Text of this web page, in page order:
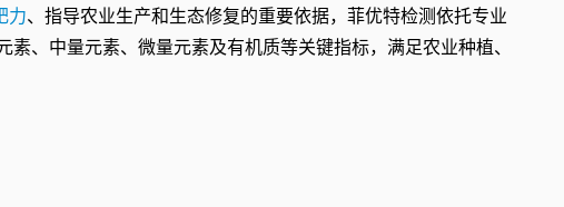
力、指导农业生产和生态修复的重要依据，菲优特检测依托专业
素、中量元素、微量元素及有机质等关键指标，满足农业种植、